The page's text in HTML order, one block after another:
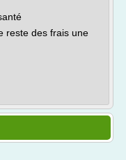
reste des frais une